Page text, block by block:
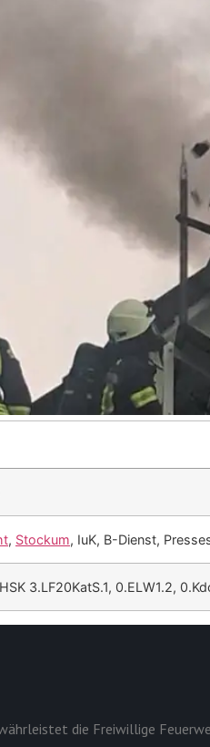
, Stockum, IuK, B-Dienst,
3.LF20KatS.1, 0.ELW1.2,
die Freiwillige